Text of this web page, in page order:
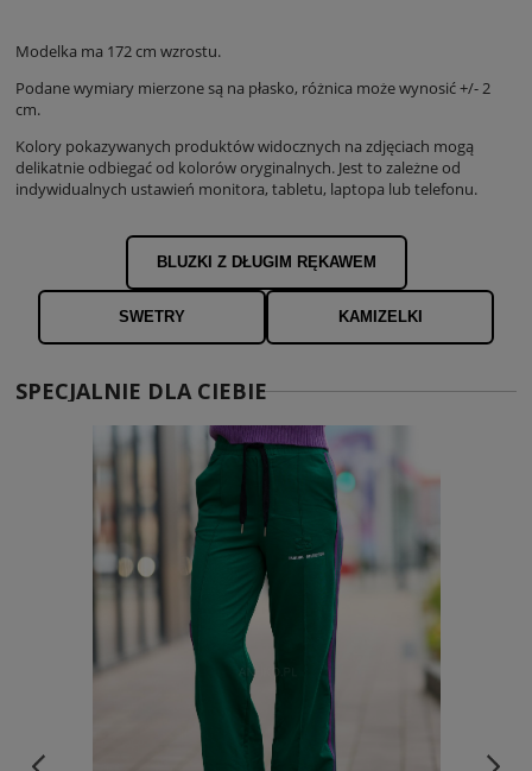
Modelka ma 172 cm wzrostu.
Podane wymiary mierzone są na płasko, różnica może wynosić +/- 2
cm.
Kolory pokazywanych produktów widocznych na zdjęciach mogą
delikatnie odbiegać od kolorów oryginalnych. Jest to zależne od
indywidualnych ustawień monitora, tabletu, laptopa lub telefonu.
BLUZKI Z DŁUGIM RĘKAWEM
SWETRY KAMIZELKI